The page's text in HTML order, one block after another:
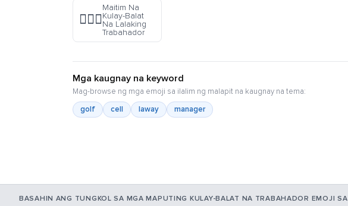
👷🏿‍♂️
Maitim Na
Kulay-Balat
Na Lalaking
Trabahador
Mga kaugnay na keyword
Mag-browse ng mga emoji sa ilalim ng malapit na kaugnay na tema:
golf
cell laway manager
BASAHIN ANG TUNGKOL SA MGA MAPUTING KULAY-BALAT NA TRABAHADOR EMOJI SA